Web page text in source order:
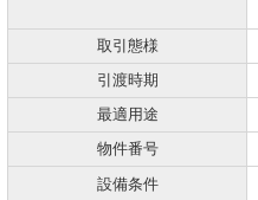
取引態様
引渡時期
最適用途
物件番号
設備条件